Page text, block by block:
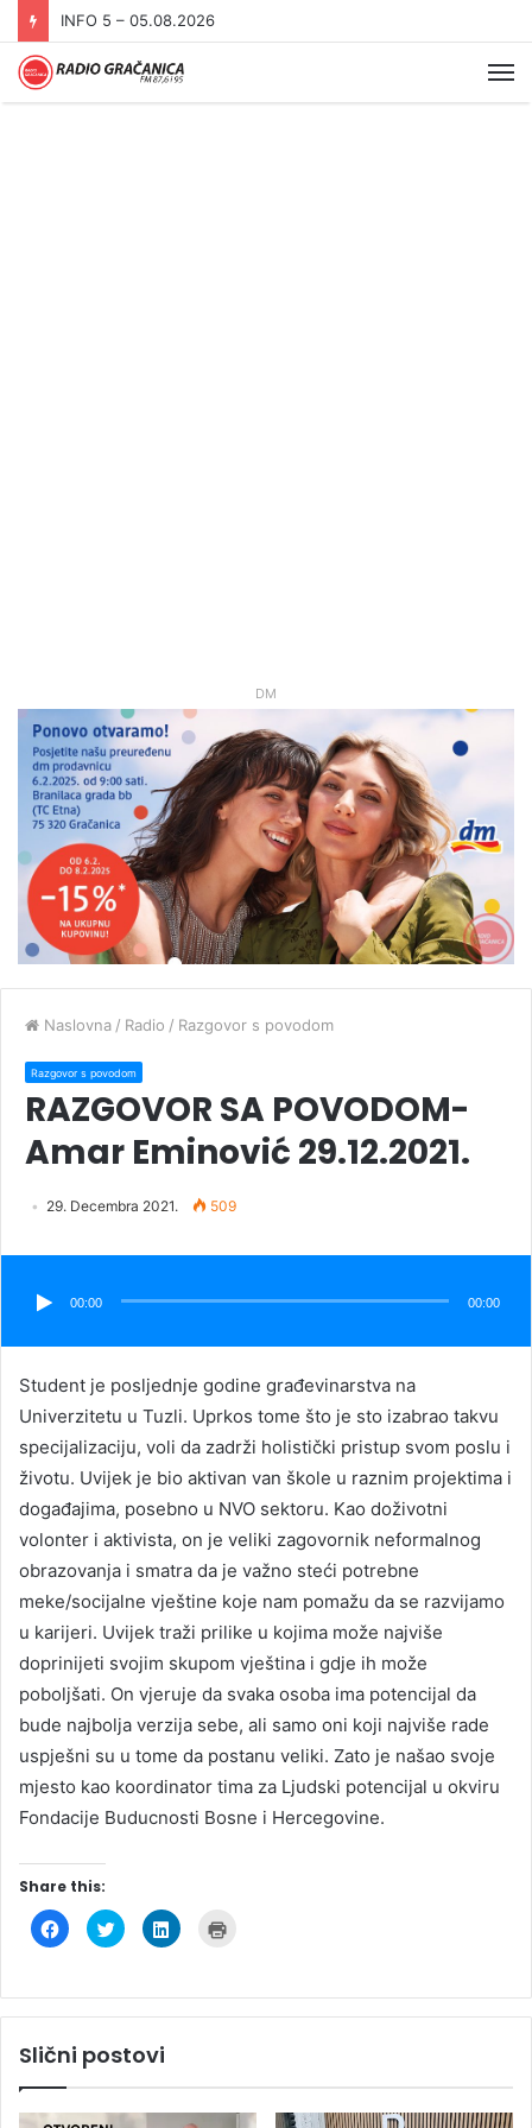
INFO 5 – 05.08.2026
DM
Naslovna / Radio / Razgovor s povodom
Razgovor s povodom
RAZGOVOR SA POVODOM-
Amar Eminović 29.12.2021.
29. Decembra 2021. 509
Audio
00:00 00:00
Student je posljednje godine građevinarstva na
Univerzitetu u Tuzli. Uprkos tome što je sto izabrao takvu
specijalizaciju, voli da zadrži holistički pristup svom poslu i
životu. Uvijek je bio aktivan van škole u raznim projektima i
događajima, posebno u NVO sektoru. Kao doživotni
volonter i aktivista, on je veliki zagovornik neformalnog
obrazovanja i smatra da je važno steći potrebne
meke/socijalne vještine koje nam pomažu da se razvijamo
u karijeri. Uvijek traži prilike u kojima može najviše
doprinijeti svojim skupom vještina i gdje ih može
poboljšati. On vjeruje da svaka osoba ima potencijal da
bude najbolja verzija sebe, ali samo oni koji najviše rade
uspješni su u tome da postanu veliki. Zato je našao svoje
mjesto kao koordinator tima za Ljudski potencijal u okviru
Fondacije Buducnosti Bosne i Hercegovine.
Share this:
C
l
t
s
a
r
e
o
n
C
l
t
s
a
r
e
o
n
C
l
t
s
e
o
n
t
p
t
(
O
Slični postovi